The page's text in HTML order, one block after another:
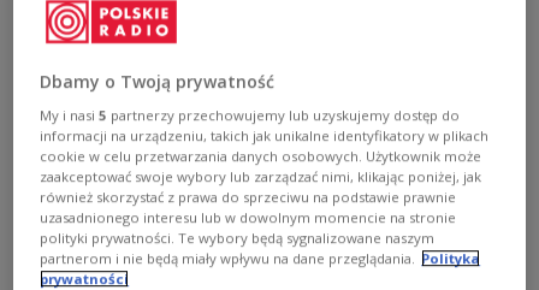
gorącej atmosferze Sewilli, od blisko 150 lat przyciąga
publiczność. W spektaklu z Teatro alla Scala w
Margaine, partnerowali jej Natalia Tanasii jako Micaëla,
Vittorio Grigolo w roli Don Joségo oraz Giorgi Manoshvili
jako Escamillo. Orkiestrę i chór mediolańskiej sceny
poprowadził Myung-Whun Chung.
Zobacz więcej na temat:Dorota Kozińska
Marcin Majchrowski Georges Bizet
La Scala
muzyka klasyczna
Dbamy o Twoją prywatność
My i nasi5 partnerzy przechowujemy lub uzyskujemy dostęp do
informacji na urządzeniu, takich jak unikalne identyfikatory w plikach
cookie w celu przetwarzania danych osobowych. Użytkownik może
zaakceptować swoje wybory lub zarządzać nimi, klikając poniżej, jak
również skorzystać z prawa do sprzeciwu na podstawie prawnie
uzasadnionego interesu lub w dowolnym momencie na stronie
polityki prywatności. Te wybory będą sygnalizowane naszym
partnerom i nie będą miały wpływu na dane przeglądania. Polityka
prywatności